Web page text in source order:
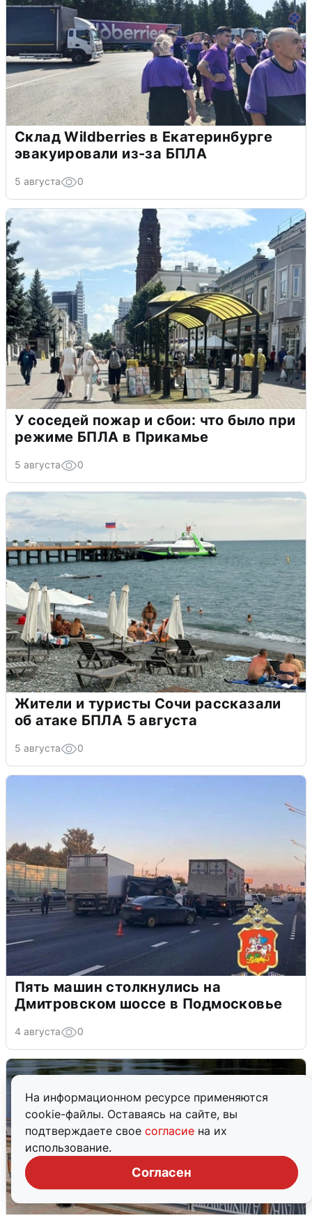
На информационном ресурсе применяются
cookie-файлы. Оставаясь на сайте, вы
подтверждаете свое согласие на их
использование.
Согласен
Склад Wildberries в Екатеринбурге
эвакуировали из-за БПЛА
5 августа 0
У соседей пожар и сбои: что было при
режиме БПЛА в Прикамье
5 августа 0
Жители и туристы Сочи рассказали
об атаке БПЛА 5 августа
5 августа 0
Пять машин столкнулись на
Дмитровском шоссе в Подмосковье
4 августа 0